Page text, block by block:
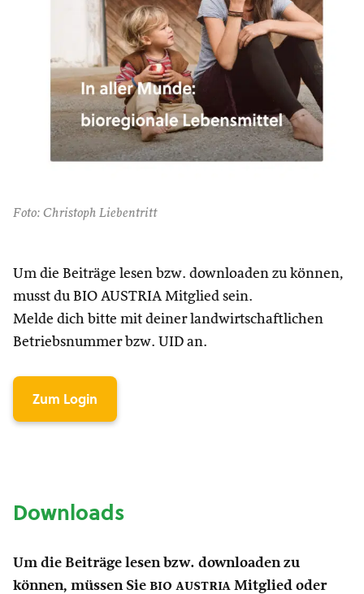
Foto: Christoph Liebentritt
Um die Beiträge lesen bzw. downloaden zu können,
musst du BIO AUSTRIA Mitglied sein.
Melde dich bitte mit deiner landwirtschaftlichen
Betriebsnummer bzw. UID an.
Zum Login
Downloads
Um die Beiträge lesen bzw. downloaden zu
können, müssen Sie bio austria Mitglied oder